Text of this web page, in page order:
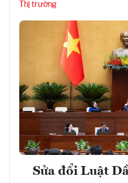
Thị trường
Sửa đổi Luật